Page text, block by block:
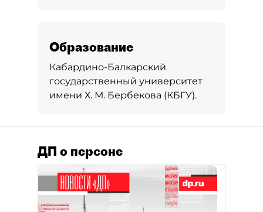
Образование
Кабардино-Балкарский
государственный университет
имени Х. М. Бербекова (КБГУ).
ДП о персоне